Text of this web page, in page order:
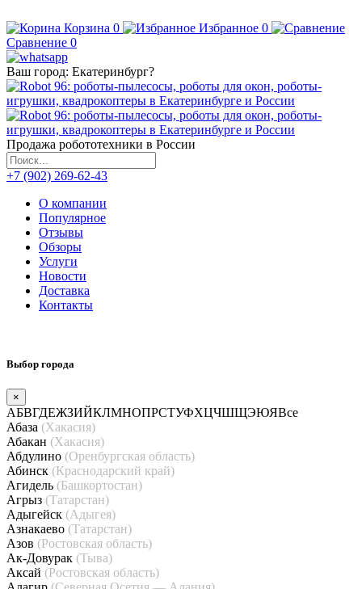
Корзина 0 Избранное 0
Сравнение 0
Ваш город: Екатеринбург?
Продажа робототехники в России
+7 (902) 269-62-43
О компании
Популярное
Отзывы
Обзоры
Услуги
Новости
Доставка
Контакты
Выбор города
×
АБВГДЕЖЗИЙКЛМНОПРСТУФХЦЧШЩЭЮЯВсе
Абаза (Хакасия)
Абакан (Хакасия)
Абдулино (Оренбургская область)
Абинск (Краснодарский край)
Агидель (Башкортостан)
Агрыз (Татарстан)
Адыгейск (Адыгея)
Азнакаево (Татарстан)
Азов (Ростовская область)
Ак-Довурак (Тыва)
Аксай (Ростовская область)